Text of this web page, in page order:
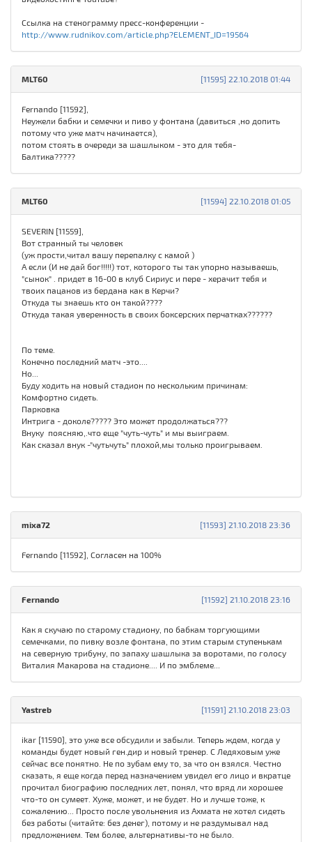
Ссылка на стенограмму пресс-конференции -
http://www.rudnikov.com/article.php?ELEMENT_ID=19564
[11595] 22.10.2018 01:44
MLT60
Fernando [11592],
Неужели бабки и семечки и пиво у фонтана (давиться ,но допить
потому что уже матч начинается),
потом стоять в очереди за шашлыком - это для тебя-
Балтика?????
[11594] 22.10.2018 01:05
MLT60
SEVERIN [11559],
Вот странный ты человек
(уж прости,читал вашу перепалку с камой )
А если (И не дай бог!!!!!) тот, которого ты так упорно называешь,
"сынок" . придет в 16-00 в клуб Сириус и пере - херачит тебя и
твоих пацанов из бердана как в Керчи?
Откуда ты знаешь кто он такой????
Откуда такая уверенность в своих боксерских перчатках??????
По теме.
Конечно последний матч -это....
Но...
Буду ходить на новый стадион по нескольким причинам:
Комфортно сидеть.
Парковка
Интрига - доколе????? Это может продолжаться???
Внуку поясняю,.что еще "чуть-чуть" и мы выиграем.
Как сказал внук -"чутьчуть" плохой,мы только проигрываем.
[11593] 21.10.2018 23:36
mixa72
Fernando [11592], Cогласен на 100%
[11592] 21.10.2018 23:16
Fernando
Как я скучаю по старому стадиону, по бабкам торгующими
семечками, по пивку возле фонтана, по этим старым ступенькам
на северную трибуну, по запаху шашлыка за воротами, по голосу
Виталия Макарова на стадионе.... И по эмблеме...
[11591] 21.10.2018 23:03
Yastreb
ikar [11590], это уже все обсудили и забыли. Теперь ждем, когда у
команды будет новый ген.дир и новый тренер. С Ледяховым уже
сейчас все понятно. Не по зубам ему то, за что он взялся. Честно
сказать, я еще когда перед назначением увидел его лицо и вкратце
прочитал биографию последних лет, понял, что вряд ли хорошее
что-то он сумеет. Хуже, может, и не будет. Но и лучше тоже, к
сожалению... Просто после увольнения из Ахмата не хотел сидеть
без работы (читайте: без денег), потому и не раздумывал над
предложением. Тем более, альтернативы-то не было.